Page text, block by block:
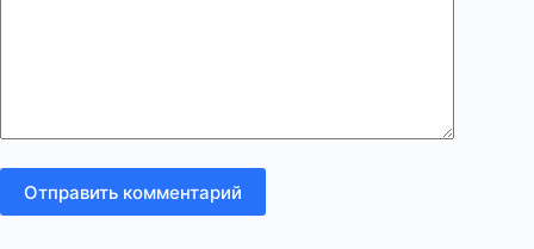
Отправить комментарий